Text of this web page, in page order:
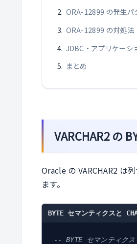
ORA-12899 の発生パ
ORA-12899 の対処法
JDBC・アプリケーシ
まとめ
VARCHAR2 の
Oracle の VARCHAR2 は
ます。
BYTE セマンティクスと
-- BYTE セマンティクス